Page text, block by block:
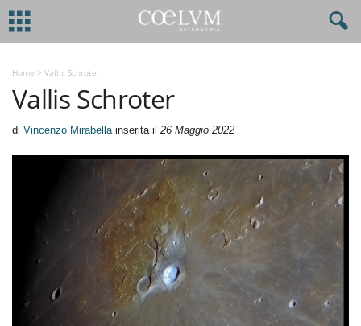
Home > Vallis Schroter
Vallis Schroter
di Vincenzo Mirabellainserita il 26 Maggio 2022